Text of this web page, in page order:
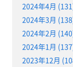
2024年4月
2024年3月
2024年2月
2024年1月
2023年12月